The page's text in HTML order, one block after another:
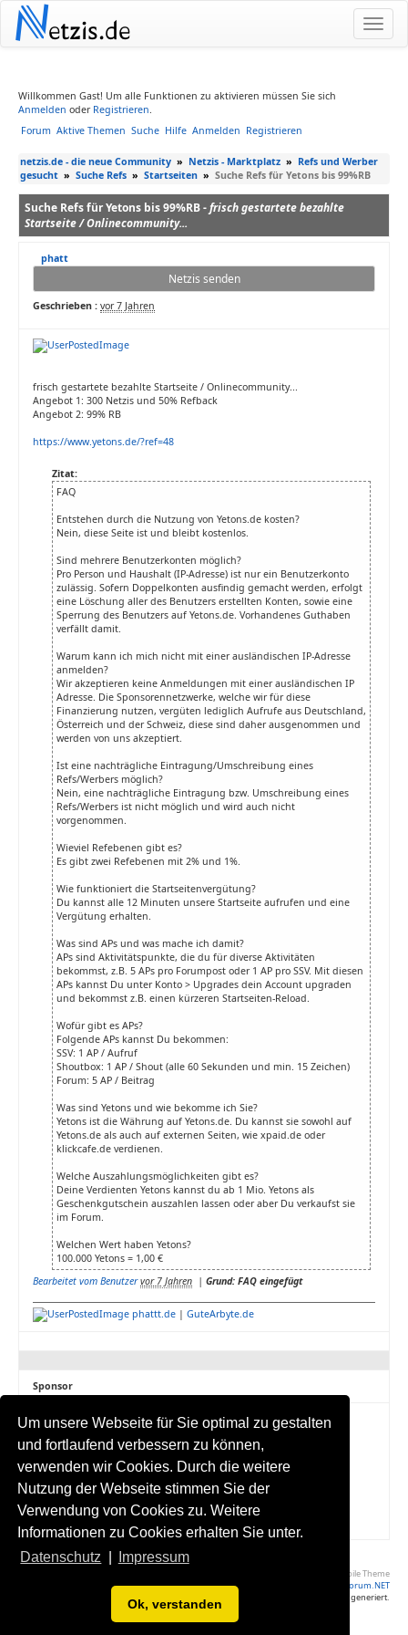
Um unsere Webseite für Sie optimal zu gestalten
und fortlaufend verbessern zu können,
verwenden wir Cookies. Durch die weitere
Nutzung der Webseite stimmen Sie der
Verwendung von Cookies zu. Weitere
Informationen zu Cookies erhalten Sie unter.
Datenschutz
Impressum
Ok, verstanden
Netzis.de
Willkommen Gast! Um alle Funktionen zu aktivieren müssen Sie sich
Anmelden oder Registrieren.
Forum Aktive Themen Suche Hilfe Anmelden Registrieren
netzis.de - die neue Community » Netzis - Marktplatz » Refs und Werber
gesucht » Suche Refs » Startseiten » Suche Refs für Yetons bis 99%RB
Suche Refs für Yetons bis 99%RB -frisch gestartete bezahlte
Startseite / Onlinecommunity...
phatt
Netzis senden
Geschrieben : vor 7 Jahren
frisch gestartete bezahlte Startseite / Onlinecommunity...
Angebot 1: 300 Netzis und 50% Refback
Angebot 2: 99% RB
https://www.yetons.de/?ref=48
Zitat:
FAQ
Entstehen durch die Nutzung von Yetons.de kosten?
Nein, diese Seite ist und bleibt kostenlos.
Sind mehrere Benutzerkonten möglich?
Pro Person und Haushalt (IP-Adresse) ist nur ein Benutzerkonto
zulässig. Sofern Doppelkonten ausfindig gemacht werden, erfolgt
eine Löschung aller des Benutzers erstellten Konten, sowie eine
Sperrung des Benutzers auf Yetons.de. Vorhandenes Guthaben
verfällt damit.
Warum kann ich mich nicht mit einer ausländischen IP-Adresse
anmelden?
Wir akzeptieren keine Anmeldungen mit einer ausländischen IP
Adresse. Die Sponsorennetzwerke, welche wir für diese
Finanzierung nutzen, vergüten lediglich Aufrufe aus Deutschland,
Österreich und der Schweiz, diese sind daher ausgenommen und
werden von uns akzeptiert.
Ist eine nachträgliche Eintragung/Umschreibung eines
Refs/Werbers möglich?
Nein, eine nachträgliche Eintragung bzw. Umschreibung eines
Refs/Werbers ist nicht möglich und wird auch nicht
vorgenommen.
Wieviel Refebenen gibt es?
Es gibt zwei Refebenen mit 2% und 1%.
Wie funktioniert die Startseitenvergütung?
Du kannst alle 12 Minuten unsere Startseite aufrufen und eine
Vergütung erhalten.
Was sind APs und was mache ich damit?
APs sind Aktivitätspunkte, die du für diverse Aktivitäten
bekommst, z.B. 5 APs pro Forumpost oder 1 AP pro SSV. Mit diesen
APs kannst Du unter Konto > Upgrades dein Account upgraden
und bekommst z.B. einen kürzeren Startseiten-Reload.
Wofür gibt es APs?
Folgende APs kannst Du bekommen:
SSV: 1 AP / Aufruf
Shoutbox: 1 AP / Shout (alle 60 Sekunden und min. 15 Zeichen)
Forum: 5 AP / Beitrag
Was sind Yetons und wie bekomme ich Sie?
Yetons ist die Währung auf Yetons.de. Du kannst sie sowohl auf
Yetons.de als auch auf externen Seiten, wie xpaid.de oder
klickcafe.de verdienen.
Welche Auszahlungsmöglichkeiten gibt es?
Deine Verdienten Yetons kannst du ab 1 Mio. Yetons als
Geschenkgutschein auszahlen lassen oder aber Du verkaufst sie
im Forum.
Welchen Wert haben Yetons?
100.000 Yetons = 1,00 €
Bearbeitet vom Benutzer vor 7 Jahren | Grund: FAQ eingefügt
phattt.de | GuteArbyte.de
Sponsor
Yaf Mobile Theme
Powered by YAF.NET|YAF.NET © 2003-2026, Yet Another Forum.NET
Diese Seite wurde in 0.095 Sekunden generiert.